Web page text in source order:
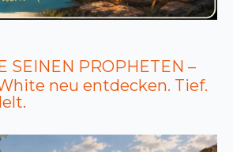
SEINEN PROPHETEN –
neu entdecken. Tief.